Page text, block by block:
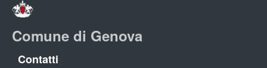
Comune di Genova
Contatti